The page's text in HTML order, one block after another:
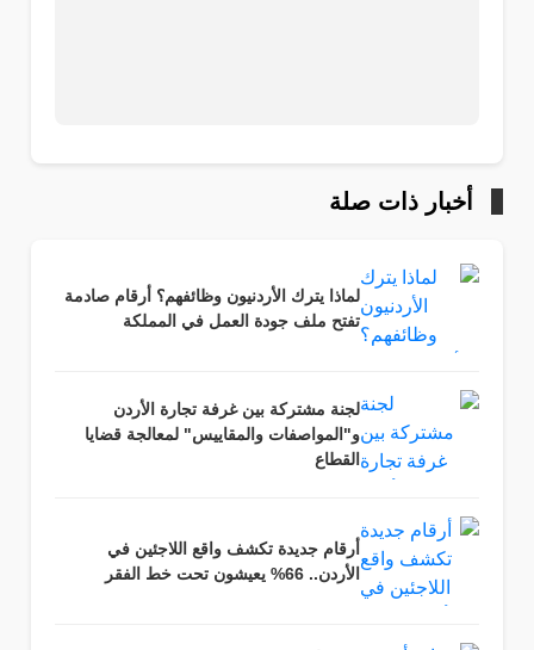
أخبار ذات صلة
لماذا يترك الأردنيون وظائفهم؟ أرقام صادمة
تفتح ملف جودة العمل في المملكة
لجنة مشتركة بين غرفة تجارة الأردن
و"المواصفات والمقاييس" لمعالجة قضايا
القطاع
أرقام جديدة تكشف واقع اللاجئين في
الأردن.. 66% يعيشون تحت خط الفقر